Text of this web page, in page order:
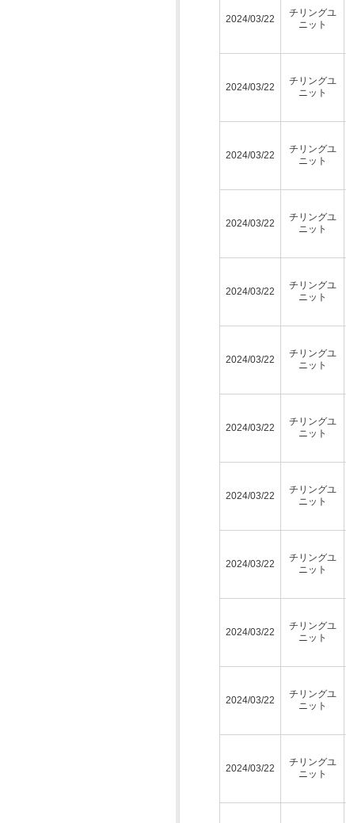
2024/03/22
チリングユ
ニット
2024/03/22
チリングユ
ニット
2024/03/22
チリングユ
ニット
2024/03/22
チリングユ
ニット
2024/03/22
チリングユ
ニット
2024/03/22
チリングユ
ニット
2024/03/22
チリングユ
ニット
2024/03/22
チリングユ
ニット
2024/03/22
チリングユ
ニット
2024/03/22
チリングユ
ニット
2024/03/22
チリングユ
ニット
2024/03/22
チリングユ
ニット